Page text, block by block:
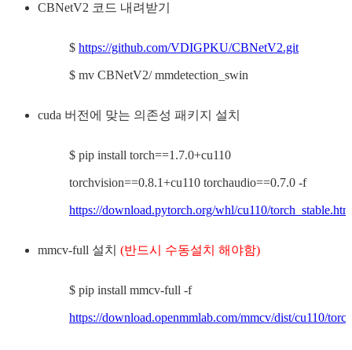
CBNetV2 코드 내려받기
$ https://github.com/VDIGPKU/CBNetV2.git
$ mv CBNetV2/ mmdetection_swin
cuda 버전에 맞는 의존성 패키지 설치
$ pip install torch==1.7.0+cu110
torchvision==0.8.1+cu110 torchaudio==0.7.0 -f
https://download.pytorch.org/whl/cu110/
mmcv-full 설치 (반드시 수동설치 해야함)
$ pip install mmcv-full -f
https://download.openmmlab.com/mmcv/dist/cu110/